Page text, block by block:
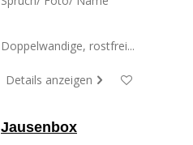
Doppelwandige, rostfrei...
Details anzeigen
Jausenbox